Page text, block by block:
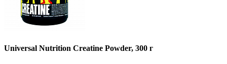
Universal Nutrition Creatine Powder, 300 г